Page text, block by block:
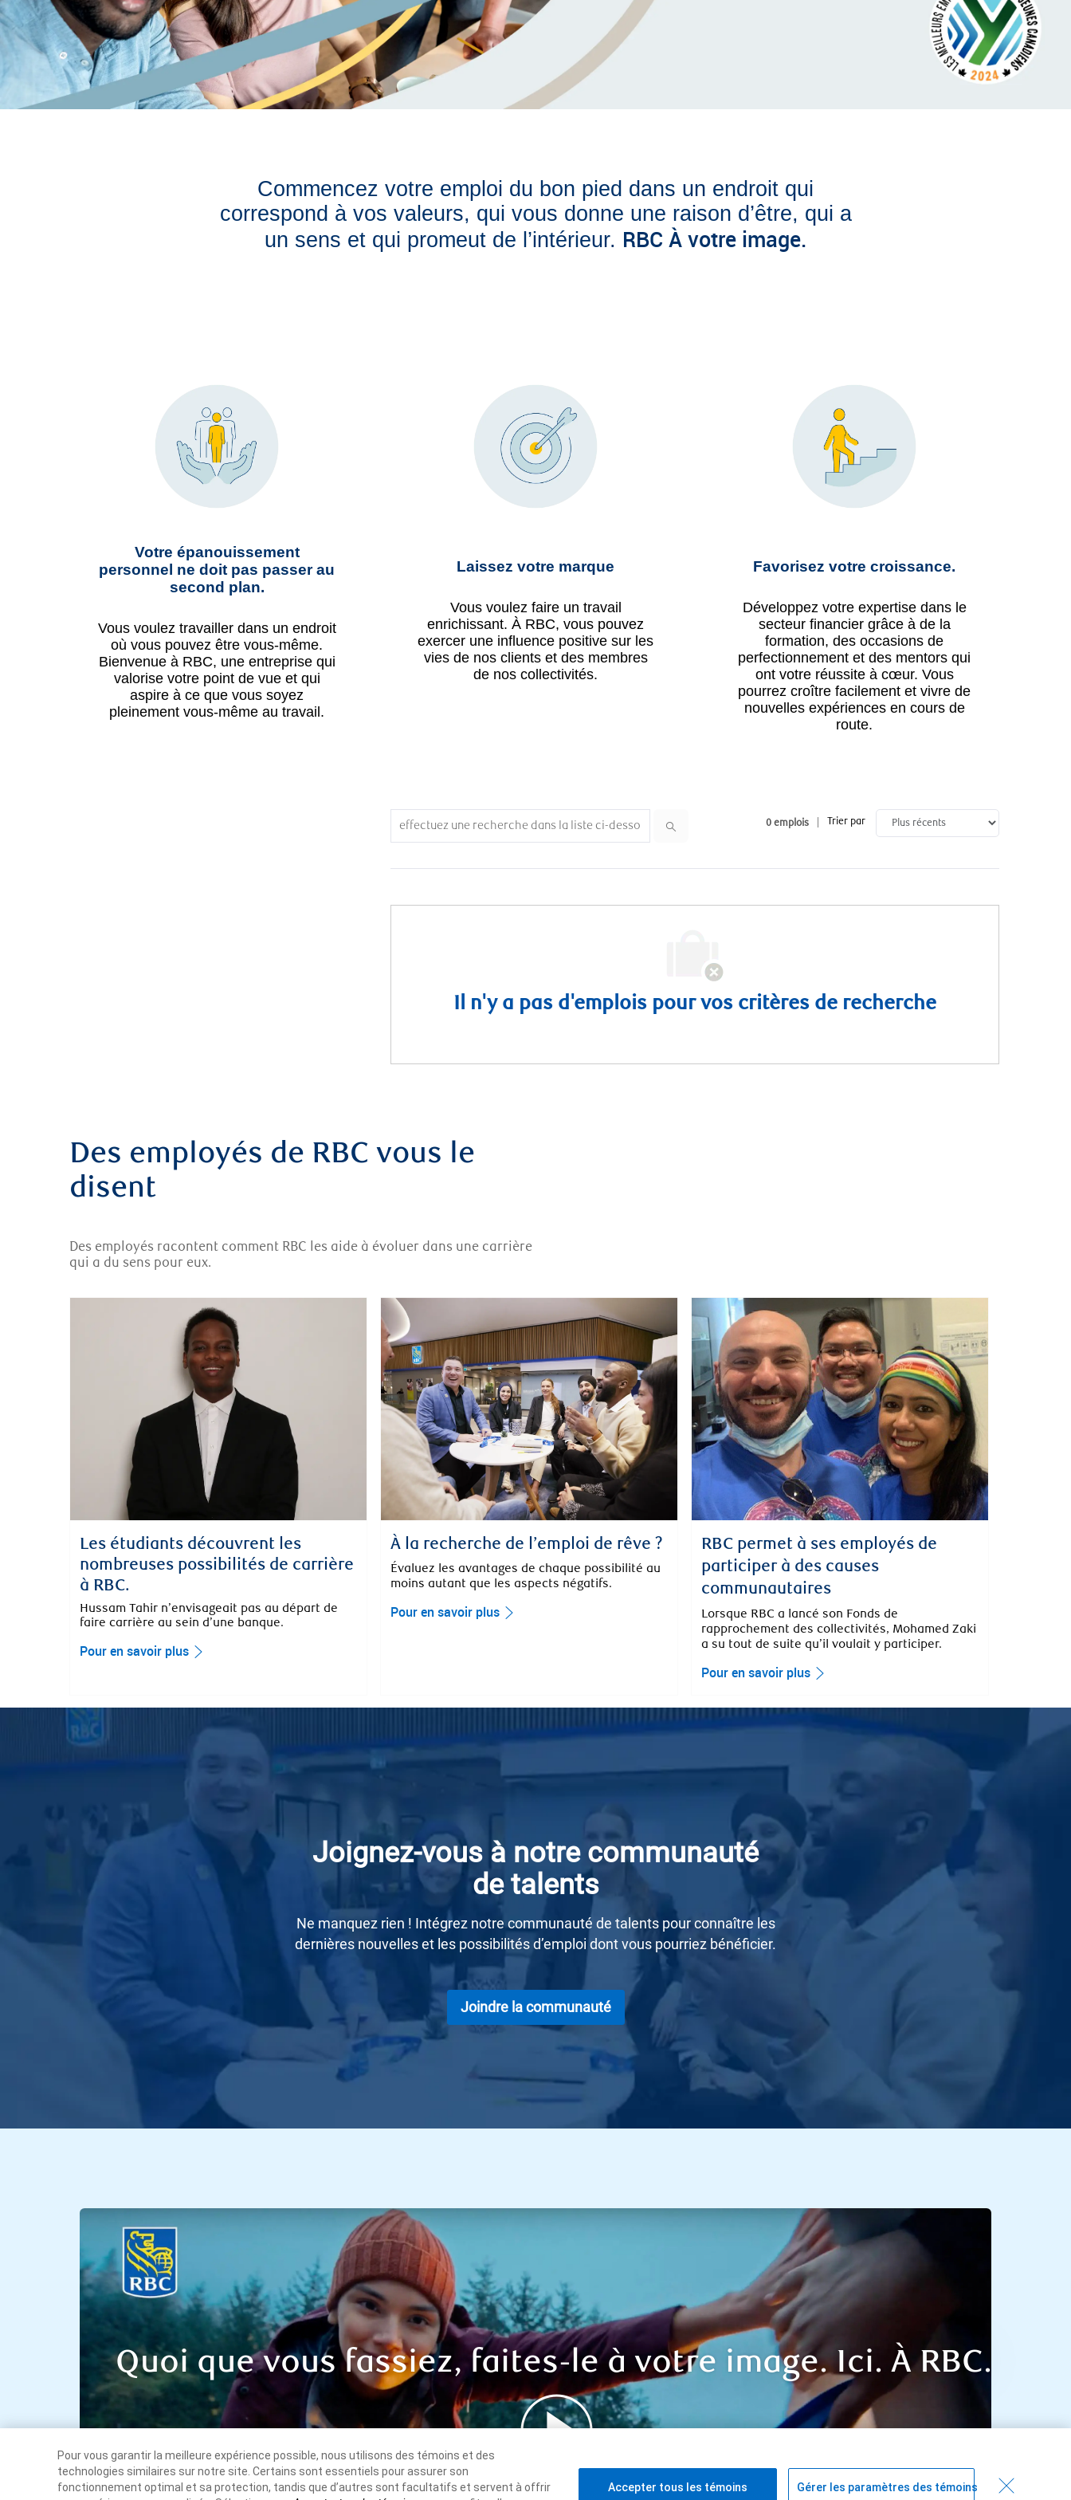
Commencez votre emploi du bon pied dans un endroit qui
correspond à vos valeurs, qui vous donne une raison d’être, qui a
un sens et qui promeut de l’intérieur. RBC À votre image.
Votre épanouissement
personnel ne doit pas passer au
second plan.
Vous voulez travailler dans un endroit
où vous pouvez être vous-même.
Bienvenue à RBC, une entreprise qui
valorise votre point de vue et qui
aspire à ce que vous soyez
pleinement vous-même au travail.
Laissez votre marque
Vous voulez faire un travail
enrichissant. À RBC, vous pouvez
exercer une influence positive sur les
vies de nos clients et des membres
de nos collectivités.
Favorisez votre croissance.
Développez votre expertise dans le
secteur financier grâce à de la
formation, des occasions de
perfectionnement et des mentors qui
ont votre réussite à cœur. Vous
pourrez croître facilement et vivre de
nouvelles expériences en cours de
route.
Search from below list 0emplois Trier par
Il n'y a pas d'emplois pour vos critères de recherche
Des employés de RBC vous le
disent
Des employés racontent comment RBC les aide à évoluer dans une carrière
qui a du sens pour eux.
Les étudiants découvrent les
nombreuses possibilités de carrière
à RBC.
Hussam Tahir n’envisageait pas au départ de
faire carrière au sein d’une banque.
Pour en savoir plus
À la recherche de l’emploi de rêve ?
Évaluez les avantages de chaque possibilité au
moins autant que les aspects négatifs.
Pour en savoir plus
RBC permet à ses employés de
participer à des causes
communautaires
Lorsque RBC a lancé son Fonds de
rapprochement des collectivités, Mohamed Zaki
a su tout de suite qu’il voulait y participer.
Pour en savoir plus
Joignez-vous à notre communauté
​​​​​​​de talents
Ne manquez rien ! Intégrez notre communauté de talents pour connaître les
dernières nouvelles et les possibilités d’emploi dont vous pourriez bénéficier.
Joindre la communauté​​​​​​​
Quoi que vous fassiez, faites-le à votre image. Ici. À RBC.
Pour vous garantir la meilleure expérience possible, nous utilisons des témoins et des
technologies similaires sur notre site. Certains sont essentiels pour assurer son
fonctionnement optimal et sa protection, tandis que d’autres sont facultatifs et servent à offrir
Gérer les paramètres des témoins
Accepter tous les témoins